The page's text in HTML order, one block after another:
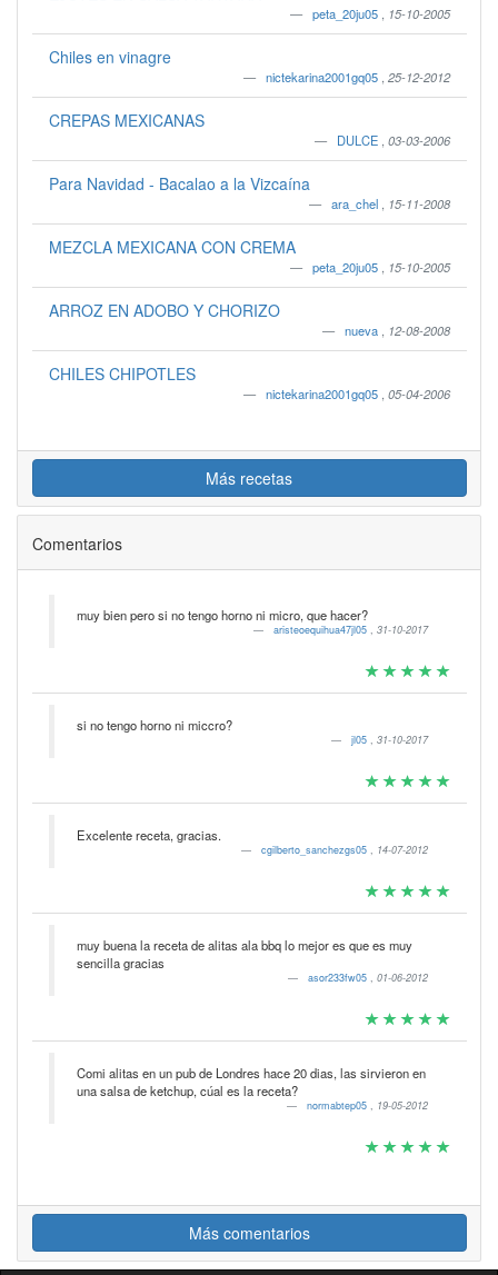
peta_20ju05 15-10-2005
Chiles en vinagre
nictekarina2001gq05 25-12-2012
CREPAS MEXICANAS
DULCE 03-03-2006
Para Navidad - Bacalao a la Vizcaína
ara_chel 15-11-2008
MEZCLA MEXICANA CON CREMA
peta_20ju05 15-10-2005
ARROZ EN ADOBO Y CHORIZO
nueva 12-08-2008
CHILES CHIPOTLES
nictekarina2001gq05 05-04-2006
Más recetas
Comentarios
muy bien pero si no tengo horno ni micro, que hacer?
aristeoequihua47jl05 , 31-10-2017
si no tengo horno ni miccro?
jl05 , 31-10-2017
Excelente receta, gracias.
cgilberto_sanchezgs05 , 14-07-2012
muy buena la receta de alitas ala bbq lo mejor es que es muy
sencilla gracias
asor233fw05 , 01-06-2012
Comi alitas en un pub de Londres hace 20 dias, las sirvieron en
una salsa de ketchup, cúal es la receta?
normabtep05 , 19-05-2012
Más comentarios